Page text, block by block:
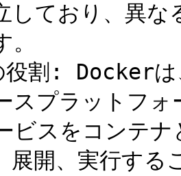
しており、異
割: Dockerは
スプラットフ
ビスをコンテ
展開、実行する